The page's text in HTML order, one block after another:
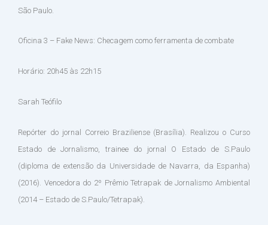
São Paulo.
Oficina 3 – Fake News: Checagem como ferramenta de combate
Horário: 20h45 às 22h15
Sarah Teófilo
Repórter do jornal Correio Braziliense (Brasília). Realizou o Curso
Estado de Jornalismo, trainee do jornal O Estado de S.Paulo
(diploma de extensão da Universidade de Navarra, da Espanha)
(2016). Vencedora do 2º Prêmio Tetrapak de Jornalismo Ambiental
(2014 – Estado de S.Paulo/Tetrapak).